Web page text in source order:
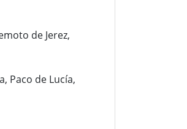
de Jerez,
Paco de Lucía,